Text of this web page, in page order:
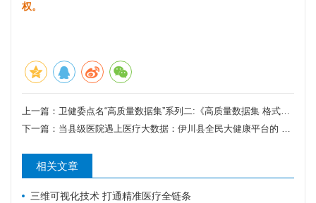
权。
上一篇： 卫健委点名“高质量数据集”系列二:《高质量数据集 格式要求》：医疗数据产品真正进入“可流通、可复用、可训练”的关键一步
下一篇： 当县级医院遇上医疗大数据：伊川县全民大健康平台的 TiDB 实践
相关文章
三维可视化技术 打通精准医疗全链条